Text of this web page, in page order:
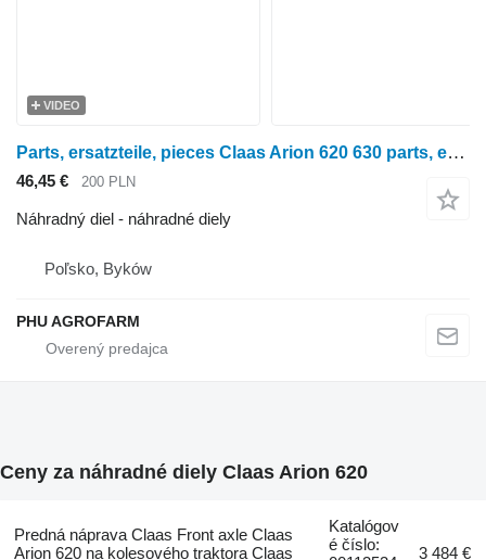
VIDEO
Parts, ersatzteile, pieces Claas Arion 620 630 parts, ersatzteile, pieces na kolesového traktora Claas Arion 620 630
46,45 € 200 PLN
Náhradný diel - náhradné diely
Poľsko, Byków
PHU AGROFARM
Ceny za náhradné diely Claas Arion 620
Predná náprava Claas Front axle Claas
Arion 620 na kolesového traktora Claas
Katalógov
é číslo:
3 484 €